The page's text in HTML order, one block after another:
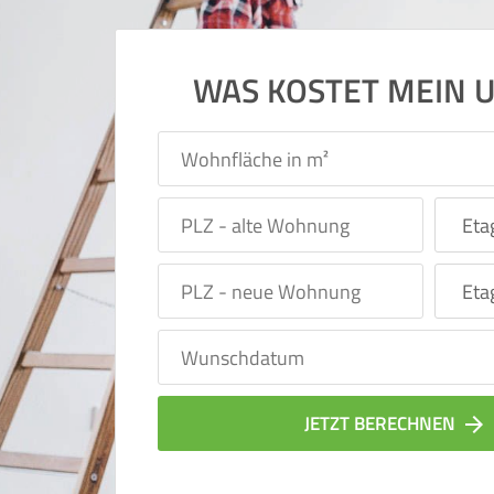
WAS KOSTET MEIN
JETZT BERECHNEN arrow_forward